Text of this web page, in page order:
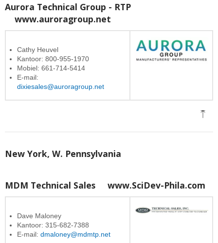
Aurora Technical Group - RTP
www.auroragroup.net
Cathy Heuvel
Kantoor: 800-955-1970
Mobiel: 661-714-5414
E-mail:
dixiesales@auroragroup.net
New York, W. Pennsylvania
MDM Technical Sales www.SciDev-Phila.com
Dave Maloney
Kantoor: 315-682-7388
E-mail: dmaloney@mdmtp.net